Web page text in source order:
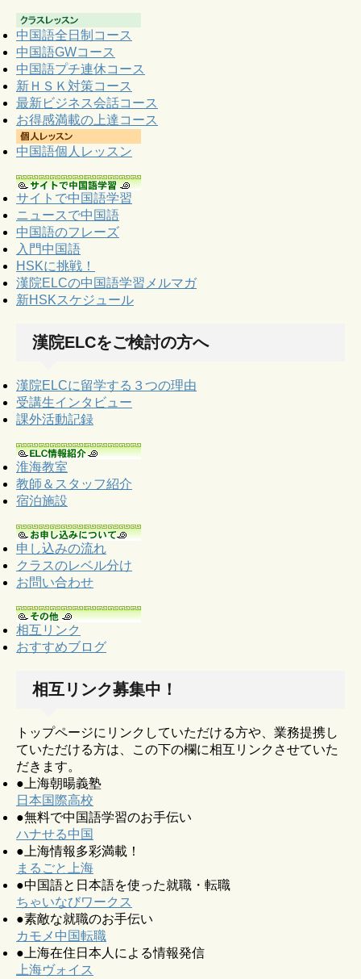
中国語全日制コース
中国語GWコース
中国語プチ連休コース
新ＨＳＫ対策コース
最新ビジネス会話コース
お得感満載の上達コース
中国語個人レッスン
サイトで中国語学習
ニュースで中国語
中国語のフレーズ
入門中国語
HSKに挑戦！
漢院ELCの中国語学習メルマガ
新HSKスケジュール
漢院ELCをご検討の方へ
漢院ELCに留学する３つの理由
受講生インタビュー
課外活動記録
淮海教室
教師＆スタッフ紹介
宿泊施設
申し込みの流れ
クラスのレベル分け
お問い合わせ
相互リンク
おすすめブログ
相互リンク募集中！
トップページにリンクしていただける方や、業務提携し
ていただける方は、この下の欄に相互リンクさせていた
だきます。
●上海朝暘義塾
日本国際高校
●無料で中国語学習のお手伝い
ハナせる中国
●上海情報多彩満載！
まるごと上海
●中国語と日本語を使った就職・転職
ちゃいなびワークス
●素敵な就職のお手伝い
カモメ中国転職
●上海在住日本人による情報発信
上海ヴォイス